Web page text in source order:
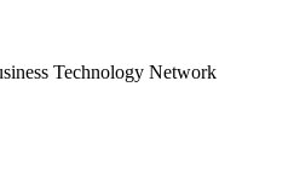
Technology Network